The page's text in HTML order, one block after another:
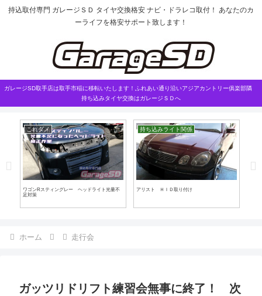
持込取付専門 ガレージＳＤ タイヤ交換格安 ナビ・ドラレコ取付！ あなたのカ
ーライフを格安サポート致します！
ガレージSD取手店は取手市稲に移転いたします！ふれあい通り沿いアジアカントリー俱楽部隣
持ち込みタイヤ交換はガレージＳＤへ
これダメ
ワゴンRスティングレー ヘッドライト光量不
足対策
持ち込みライト関係
アリスト ＨＩＤ取り付け
ホーム 走行会
ガッツリドリフト練習会無事に終了！ 次